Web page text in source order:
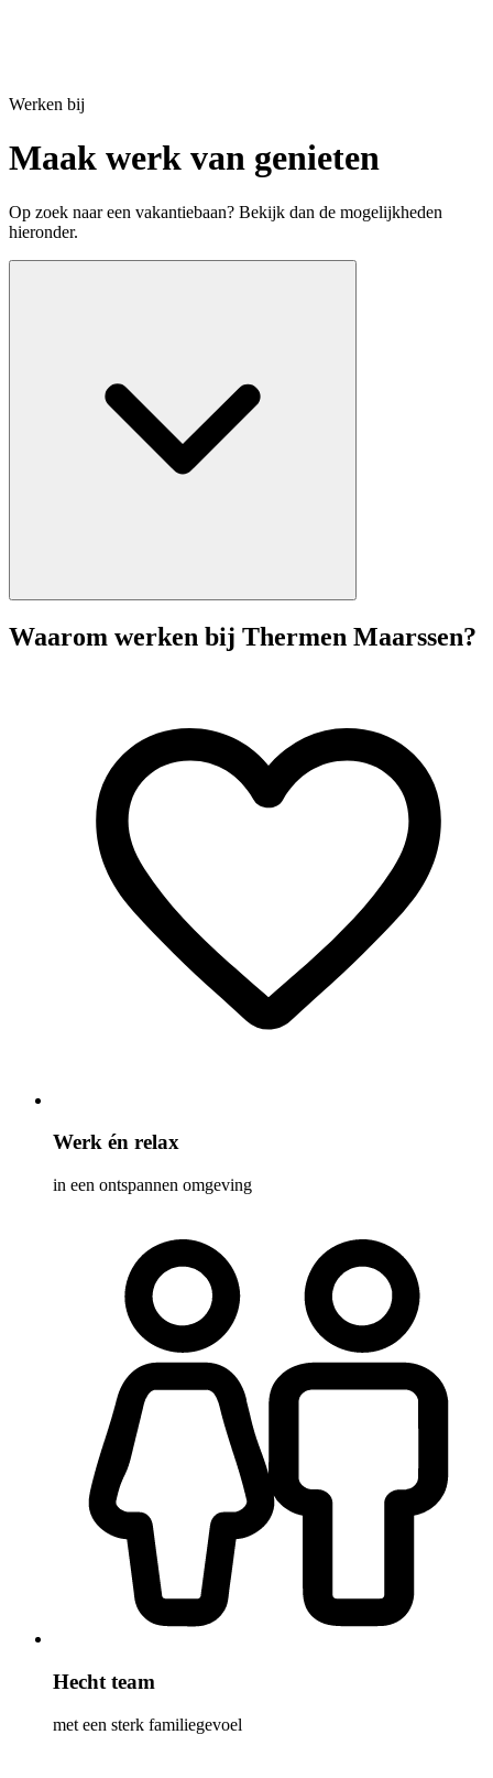
Werken bij
Maak werk van genieten
Op zoek naar een vakantiebaan? Bekijk dan de mogelijkheden
hieronder.
Waarom werken bij Thermen Maarssen?
Werk én relax
in een ontspannen omgeving
Hecht team
met een sterk familiegevoel